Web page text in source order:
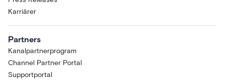
Karriärer
Partners
Kanalpartnerprogram
Channel Partner Portal
Supportportal